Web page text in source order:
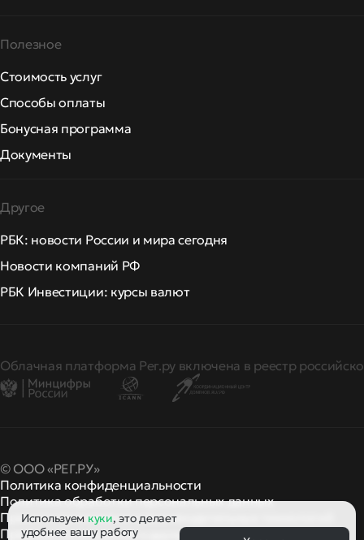
Полезное
Стоимость услуг
Способы оплаты
Бонусная программа
Документы
Другое
РБК: новости России и мира сегодня
Новости компаний РФ
РБК Инвестиции: курсы валют
Облачная платформа Рег.ру включена в реестр
© ООО «РЕГ.РУ»
Политика конфиденциальности
Политика обработки персональных данных
Правила применения рекомендательных технологий
Правила пользованияи другие правила и политики
Используем куки, это делает
удобнее вашу работу